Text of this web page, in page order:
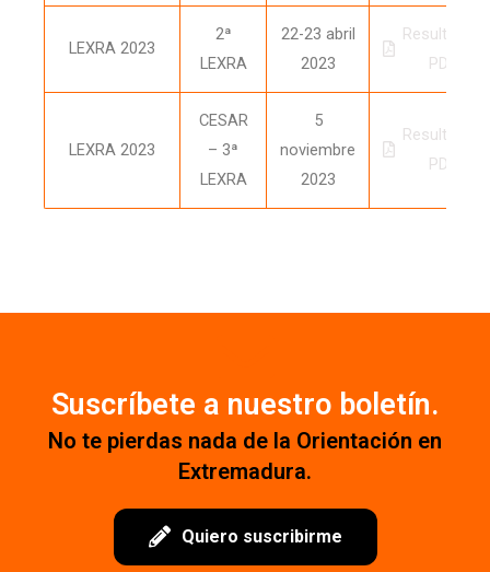
LEXRA 2023
2ª
LEXRA
22-23 abril
2023
Resultados
PDF
LEXRA 2023
CESAR
– 3ª
LEXRA
5
noviembre
2023
Resultados
PDF
Suscríbete a nuestro boletín.
No te pierdas nada de la Orientación en
Extremadura.
Quiero suscribirme